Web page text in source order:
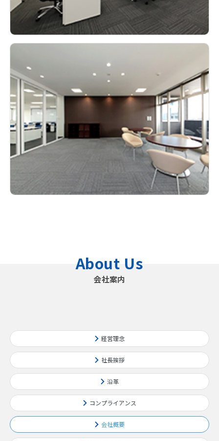
About Us
会社案内
経営理念
社長挨拶
沿革
コンプライアンス
会社概要